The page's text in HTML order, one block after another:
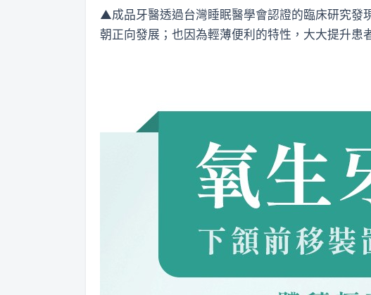
▲成品牙醫透過台灣睡眠醫學會認證的臨床研究發
朝正向發展；也因為輕薄便利的特性，大大提升患